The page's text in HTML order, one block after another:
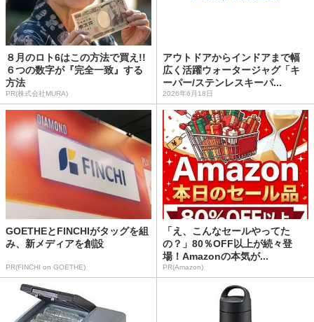
８月のロト6はこの方法で買え!!
６つの数字が『完全一致』する
方法
PR(株式会社MURA)
アウトドアからインドアまで幅
広く活躍ウォータージャグ「キ
ーパー/ステンレスキーパ...
2026年6月18日
GOETHEとFINCHIがタッグを組
み、新メディアを創設
PR(FINCHI on GOETHE)
「え、こんなセールやってた
の？」80％OFF以上が続々登
場！Amazonの本気が...
PR(Amazon)